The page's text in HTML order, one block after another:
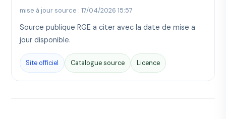
mise à jour source : 17/04/2026 15:57
Source publique RGE a citer avec la date de mise a
jour disponible.
Site officiel Catalogue source Licence